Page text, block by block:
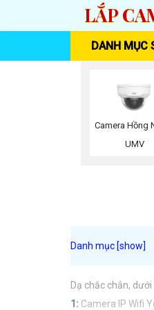
LẮP
DANH MỤC
Camera Hồng
UMV
Dạ chắc chắn,
1: Camera IP Wifi